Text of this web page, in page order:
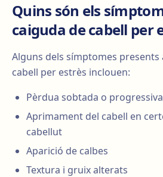
Quins són els
caiguda de cabell per
Alguns dels símptomes presents
cabell per estrès inclouen:
Pèrdua sobtada o
Aprimament del cabell en
cabellut
Aparició de calbes
Textura i gruix alterats